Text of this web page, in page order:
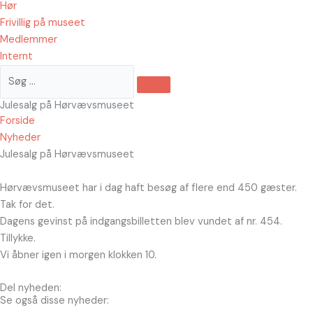
Hør
Frivillig på museet
Medlemmer
Internt
Julesalg på Hørvævsmuseet
Forside
Nyheder
Julesalg på Hørvævsmuseet
Hørvævsmuseet har i dag haft besøg af flere end 450 gæster.
Tak for det.
Dagens gevinst på indgangsbilletten blev vundet af nr. 454.
Tillykke.
Vi åbner igen i morgen klokken 10.
Del nyheden:
Se også disse nyheder: